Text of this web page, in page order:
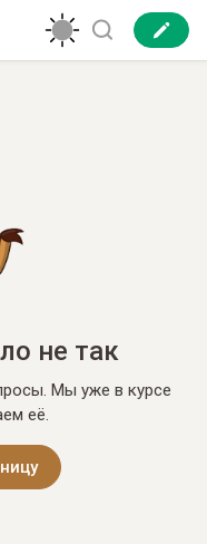
не так
Мы уже в курсе
её.